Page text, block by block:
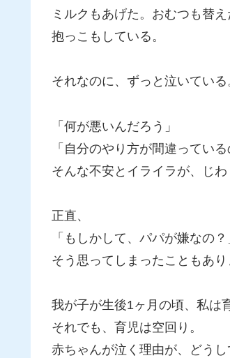
ミルクもあげた。おむつも替え
抱っこもしている。
それなのに、ずっと泣いている
「何が悪いんだろう」
「自分のやり方が間違っている
そんな不安とイライラが、じ
正直、
「もしかして、パパが嫌なの？
そう思ってしまったこともあり
我が子が生後1ヶ月の頃、私は
それでも、育児は空回り。
赤ちゃんが泣く理由が、どうし